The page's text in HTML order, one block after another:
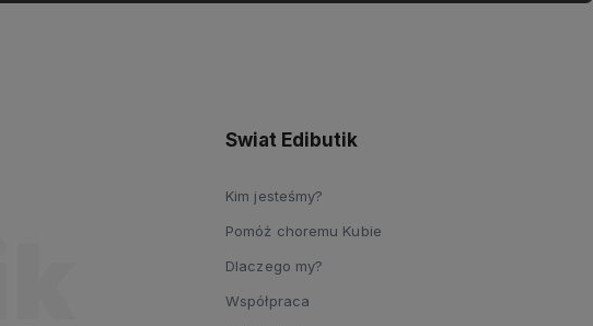
Swiat Edibutik
Kim jesteśmy?
Pomóż choremu Kubie
Dlaczego my?
Współpraca